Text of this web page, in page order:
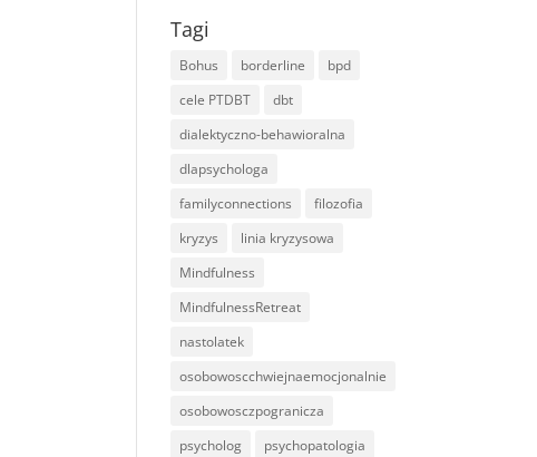
Tagi
Bohus borderline
bpd
cele PTDBT
dbt
dialektyczno-behawioralna
dlapsychologa
familyconnections
filozofia
kryzys
linia kryzysowa
Mindfulness
MindfulnessRetreat
nastolatek
osobowoscchwiejnaemocjonalnie
osobowosczpogranicza
psycholog
psychopatologia